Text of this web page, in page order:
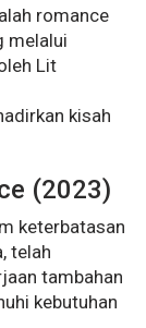
romance
melalui
Lit
kisah
(2023)
keterbatasan
telah
tambahan
kebutuhan